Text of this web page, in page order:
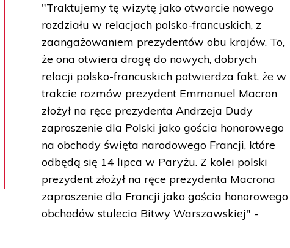
"Traktujemy tę wizytę jako otwarcie nowego
rozdziału w relacjach polsko-francuskich, z
zaangażowaniem prezydentów obu krajów. To,
że ona otwiera drogę do nowych, dobrych
relacji polsko-francuskich potwierdza fakt, że w
trakcie rozmów prezydent Emmanuel Macron
złożył na ręce prezydenta Andrzeja Dudy
zaproszenie dla Polski jako gościa honorowego
na obchody święta narodowego Francji, które
odbędą się 14 lipca w Paryżu. Z kolei polski
prezydent złożył na ręce prezydenta Macrona
zaproszenie dla Francji jako gościa honorowego
obchodów stulecia Bitwy Warszawskiej" -